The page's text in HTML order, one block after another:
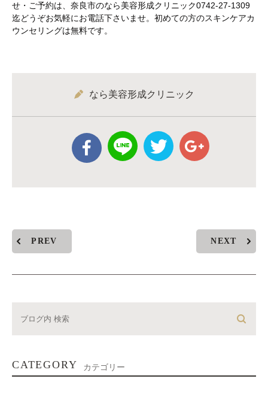
せ・ご予約は、奈良市のなら美容形成クリニック0742-27-1309
迄どうぞお気軽にお電話下さいませ。初めての方のスキンケアカ
ウンセリングは無料です。
なら美容形成クリニック
PREV NEXT
CATEGORY カテゴリー